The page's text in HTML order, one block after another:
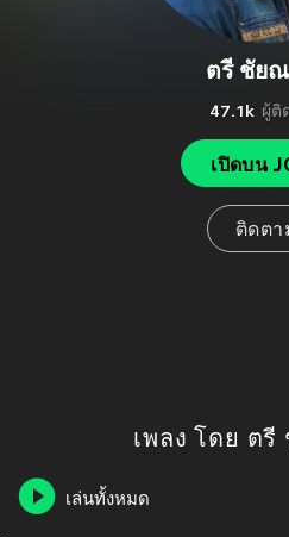
ตรี ชัย
47.1k ผู้ติ
เปิดบน
ติดตา
เพลง โดย ต
เล่นทั้งหมด